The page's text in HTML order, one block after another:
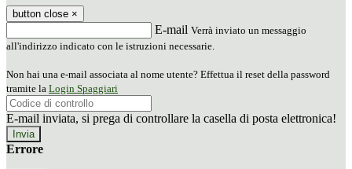
button close ×
E-mail Verrà inviato un messaggio
all'indirizzo indicato con le istruzioni necessarie.
Non hai una e-mail associata al nome utente? Effettua il reset della password
tramite la Login Spaggiari
E-mail inviata, si prega di controllare la casella di posta elettronica!
Errore